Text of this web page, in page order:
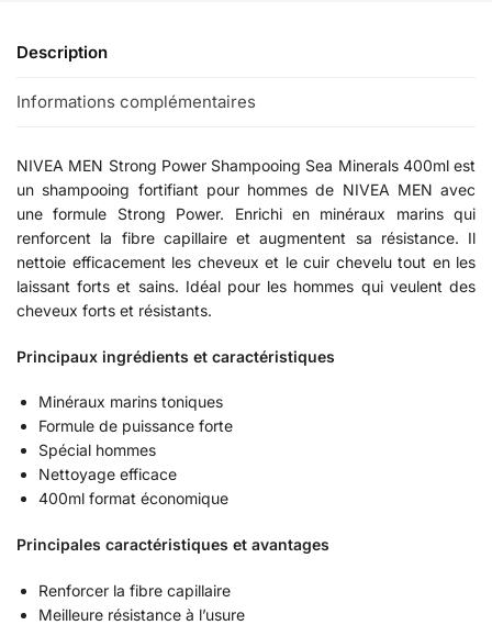
Description
Informations complémentaires
NIVEA MEN Strong Power Shampooing Sea Minerals 400ml est
un shampooing fortifiant pour hommes de NIVEA MEN avec
une formule Strong Power. Enrichi en minéraux marins qui
renforcent la fibre capillaire et augmentent sa résistance. Il
nettoie efficacement les cheveux et le cuir chevelu tout en les
laissant forts et sains. Idéal pour les hommes qui veulent des
cheveux forts et résistants.
Principaux ingrédients et caractéristiques
Minéraux marins toniques
Formule de puissance forte
Spécial hommes
Nettoyage efficace
400ml format économique
Principales caractéristiques et avantages
Renforcer la fibre capillaire
Meilleure résistance à l’usure